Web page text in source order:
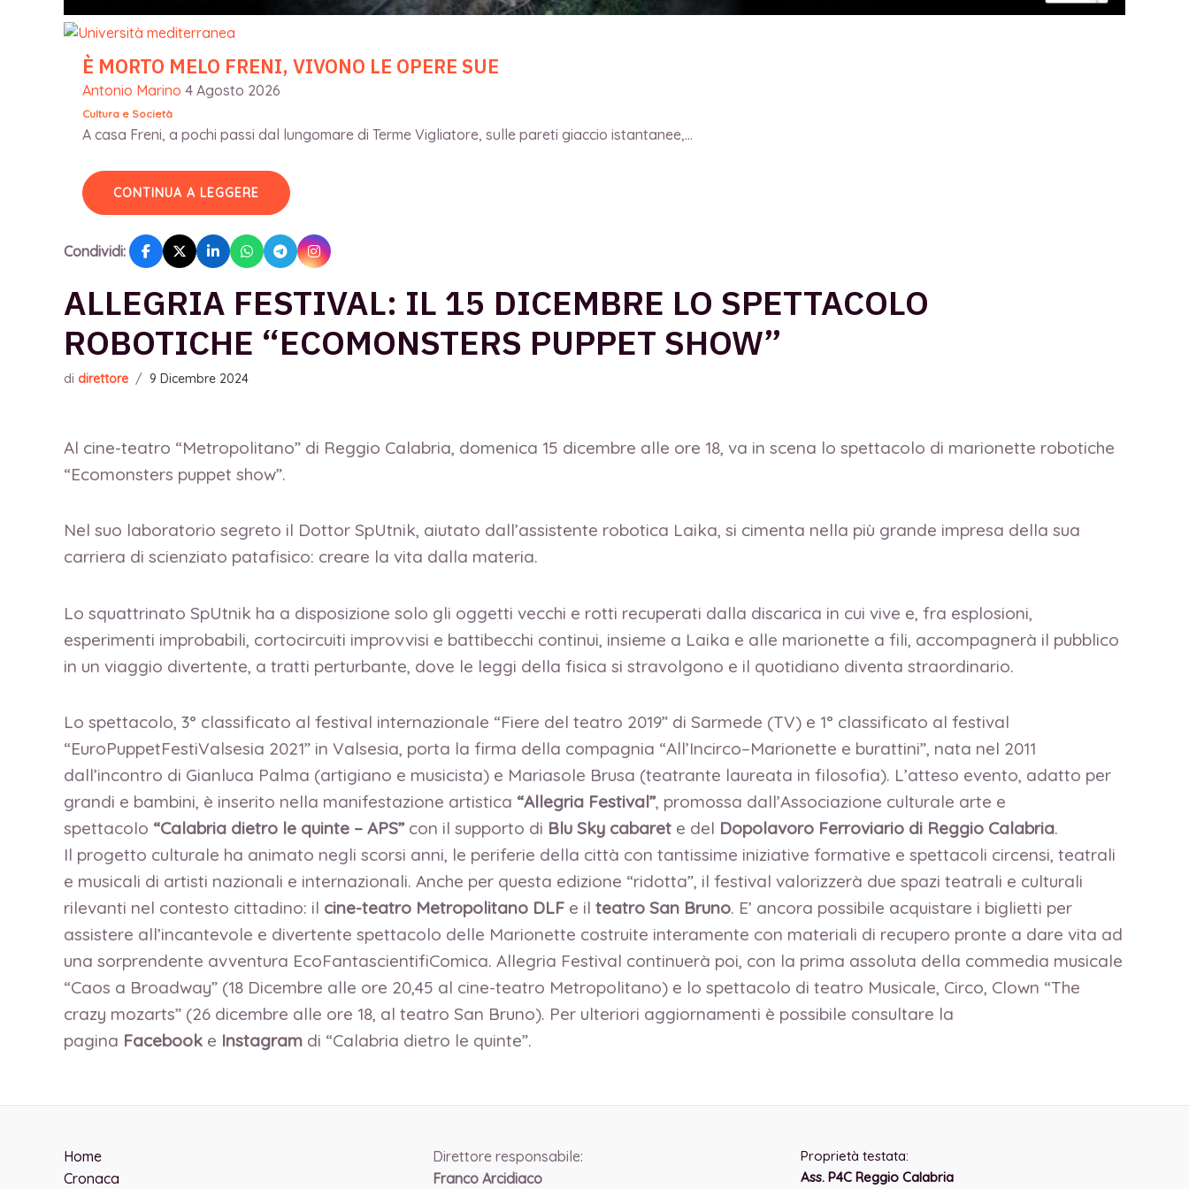
È MORTO MELO FRENI, VIVONO LE OPERE SUE
Antonio Marino 4 Agosto 2026
Cultura e Società
A casa Freni, a pochi passi dal lungomare di Terme Vigliatore, sulle pareti giaccio istantanee,...
CONTINUA A LEGGERE
Condividi:
ALLEGRIA FESTIVAL: IL 15 DICEMBRE LO SPETTACOLO
ROBOTICHE “ECOMONSTERS PUPPET SHOW”
di direttore / 9 Dicembre 2024
Al cine-teatro “Metropolitano” di Reggio Calabria, domenica 15 dicembre alle ore 18, va in scena lo spettacolo di marionette robotiche
“Ecomonsters puppet show”.
Nel suo laboratorio segreto il Dottor SpUtnik, aiutato dall’assistente robotica Laika, si cimenta nella più grande impresa della sua
carriera di scienziato patafisico: creare la vita dalla materia.
Lo squattrinato SpUtnik ha a disposizione solo gli oggetti vecchi e rotti recuperati dalla discarica in cui vive e, fra esplosioni,
esperimenti improbabili, cortocircuiti improvvisi e battibecchi continui, insieme a Laika e alle marionette a fili, accompagnerà il pubblico
in un viaggio divertente, a tratti perturbante, dove le leggi della fisica si stravolgono e il quotidiano diventa straordinario.
Lo spettacolo, 3° classificato al festival internazionale “Fiere del teatro 2019” di Sarmede (TV) e 1° classificato al festival
“EuroPuppetFestiValsesia 2021” in Valsesia, porta la firma della compagnia “All’Incirco–Marionette e burattini”, nata nel 2011
dall’incontro di Gianluca Palma (artigiano e musicista) e Mariasole Brusa (teatrante laureata in filosofia). L’atteso evento, adatto per
grandi e bambini, è inserito nella manifestazione artistica “Allegria Festival”, promossa dall’Associazione culturale arte e
spettacolo “Calabria dietro le quinte – APS”con il supporto di Blu Sky cabaret e del Dopolavoro Ferroviario di Reggio Calabria.
Il progetto culturale ha animato negli scorsi anni, le periferie della città con tantissime iniziative formative e spettacoli circensi, teatrali
e musicali di artisti nazionali e internazionali. Anche per questa edizione “ridotta”, il festival valorizzerà due spazi teatrali e culturali
rilevanti nel contesto cittadino: il cine-teatro Metropolitano DLF e il teatro San Bruno. E’ ancora possibile acquistare i biglietti per
assistere all’incantevole e divertente spettacolo delle Marionette costruite interamente con materiali di recupero pronte a dare vita ad
una sorprendente avventura EcoFantascientifiComica. Allegria Festival continuerà poi, con la prima assoluta della commedia musicale
“Caos a Broadway” (18 Dicembre alle ore 20,45 al cine-teatro Metropolitano) e lo spettacolo di teatro Musicale, Circo, Clown “The
crazy mozarts” (26 dicembre alle ore 18, al teatro San Bruno). Per ulteriori aggiornamenti è possibile consultare la
pagina Facebook e Instagram di “Calabria dietro le quinte”.
Home
Cronaca
Direttore responsabile:
Franco Arcidiaco
Proprietà testata:
Ass. P4C Reggio Calabria